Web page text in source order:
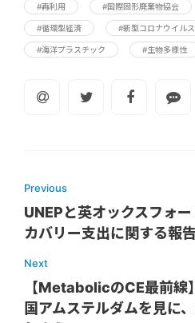
#再利用 #国際固形廃棄物協会
#循環型経済 #新型コロナウイル
#海洋プラスチック #生物多様性
Previous
UNEPと英オックスフォ
カバリー支出に関する報
Next
【MetabolicのCE最前線
国アムステルダムを見に